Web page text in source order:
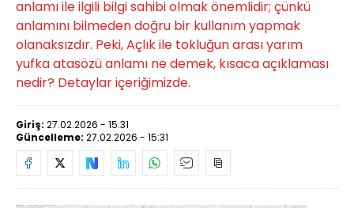
anlamı ile ilgili bilgi sahibi olmak önemlidir; çünkü
anlamını bilmeden doğru bir kullanım yapmak
olanaksızdır. Peki, Açlık ile tokluğun arası yarım
yufka atasözü anlamı ne demek, kısaca açıklaması
nedir? Detaylar içeriğimizde.
Giriş: 27.02.2026 - 15:31
Güncelleme: 27.02.2026 - 15:31